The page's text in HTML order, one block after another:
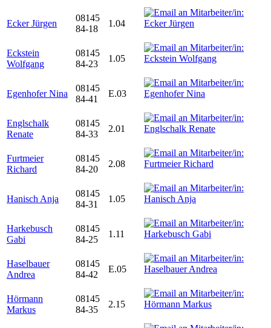
Ecker Jürgen
08145
84-18
1.04
Eckstein
Wolfgang
08145
84-23
1.05
Egenhofer Nina
08145
84-41
E.03
Englschalk
Renate
08145
84-33
2.01
Furtmeier
Richard
08145
84-20
2.08
Hanisch Anja
08145
84-31
1.05
Harkebusch
Gabi
08145
84-25
1.11
Haselbauer
Andrea
08145
84-42
E.05
Hörmann
Markus
08145
84-35
2.15